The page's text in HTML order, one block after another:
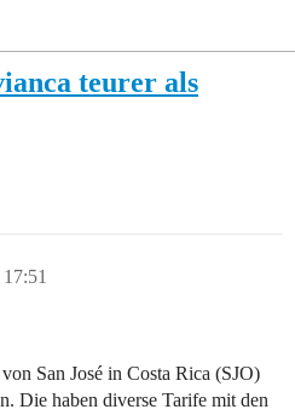
teurer als
San José in Costa Rica (SJO)
Die haben diverse Tarife mit den